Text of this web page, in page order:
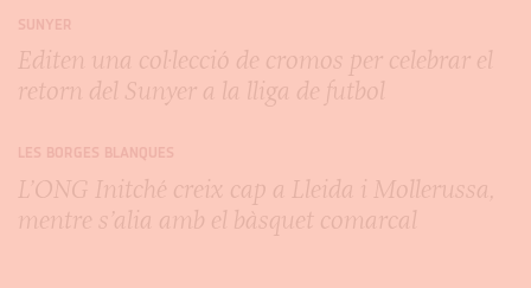
SUNYER
Editen una col·lecció de cromos per celebrar el
retorn del Sunyer a la lliga de futbol
LES BORGES BLANQUES
L’ONG Initché creix cap a Lleida i Mollerussa,
mentre s’alia amb el bàsquet comarcal